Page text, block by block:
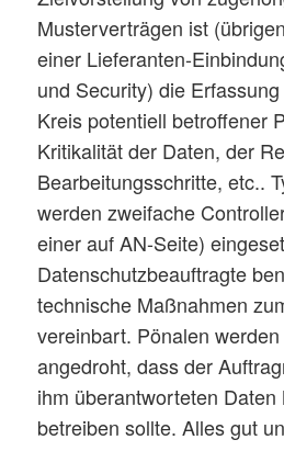
Musterverträgen ist
einer Lieferanten-
und Security) die
Kreis potentiell betroffener
Kritikalität der Daten, der
Bearbeitungsschritte, etc..
werden zweifache
einer auf AN-Seite)
Datenschutzbeauftragte
technische Maßnahmen
vereinbart. Pönalen
angedroht, dass der
ihm überantworteten Daten
betreiben sollte. Alles gut